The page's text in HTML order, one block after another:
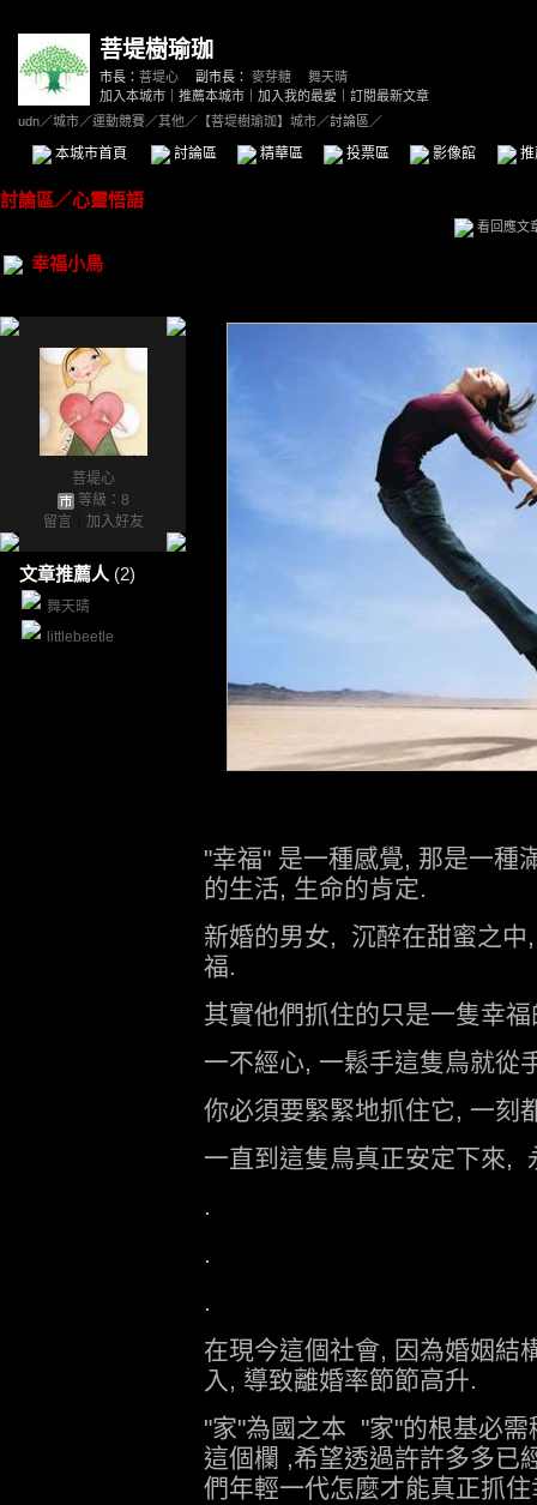
菩堤樹瑜珈
市長： 菩堤心 副市長： 麥芽糖
舞天晴
加入本城市
推薦本城市 加入我的最愛
訂閱最新文章
udn／城市／運動競賽／其他／ 【菩堤樹瑜珈】城市／討論區／
本城市首頁 討論區 精華區 投票區 影像館
討論區／心靈悟語
看回應文
幸福小鳥
菩堤心
等級：8
留言
加入好友
文章推薦人 (2)
舞天晴
littlebeetle
"幸福" 是一種感覺, 那是一種
的生活, 生命的肯定.
新婚的男女, 沉醉在甜蜜之
福.
其實他們抓住的只是一隻幸
一不經心, 一鬆手這隻鳥就從
你必須要緊緊地抓住它, 一刻
一直到這隻鳥真正安定下來,
.
.
.
在現今這個社會, 因為婚姻結
入, 導致離婚率節節高升.
"家"為國之本 "家"的根基必
這個欄 ,希望透過許許多多已
們年輕一代怎麼才能真正抓